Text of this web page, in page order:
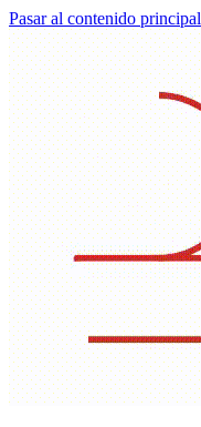
Pasar al contenido principal